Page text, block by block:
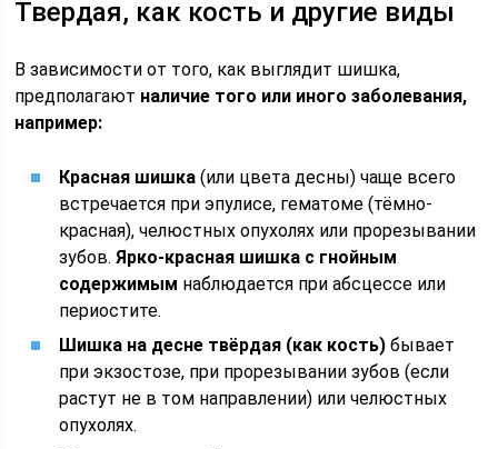
Твердая, как кость и другие виды
В зависимости от того, как выглядит шишка,
предполагают наличие того или иного заболевания,
например:
Красная шишка (или цвета десны) чаще всего
встречается при эпулисе, гематоме (тёмно-
красная), челюстных опухолях или прорезывании
зубов.Ярко-красная шишка с гнойным
содержимым наблюдается при абсцессе или
периостите.
Шишка на десне твёрдая (как кость) бывает
при экзостозе, при прорезывании зубов (если
растут не в том направлении) или челюстных
опухолях.